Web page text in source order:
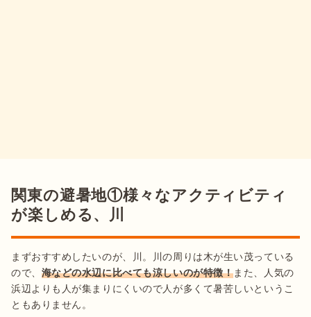
関東の避暑地①様々なアクティビティ
が楽しめる、川
まずおすすめしたいのが、川。川の周りは木が生い茂っている
ので、 海などの水辺に比べても涼しいのが特徴！また、人気の
浜辺よりも人が集まりにくいので人が多くて暑苦しいというこ
ともありません。